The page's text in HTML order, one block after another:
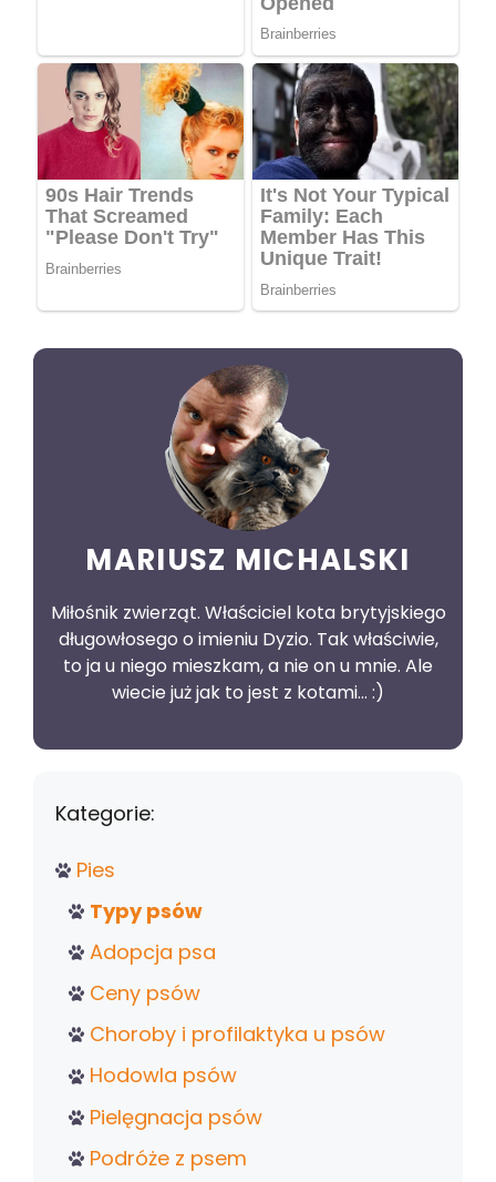
MARIUSZ MICHALSKI
Miłośnik zwierząt. Właściciel kota brytyjskiego
długowłosego o imieniu Dyzio. Tak właściwie,
to ja u niego mieszkam, a nie on u mnie. Ale
wiecie już jak to jest z kotami... :)
Kategorie:
Pies
Typy psów
Adopcja psa
Ceny psów
Choroby i profilaktyka u psów
Hodowla psów
Pielęgnacja psów
Podróże z psem